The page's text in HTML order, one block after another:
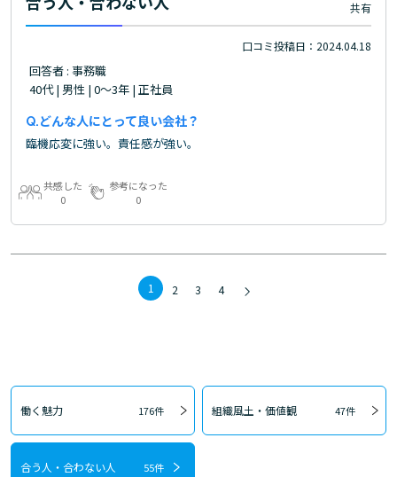
共有
口コミ投稿日：2024.04.18
回答者 : 事務職
40代 | 男性 | 0～3年 | 正社員
どんな人にとって良い会社？
臨機応変に強い。責任感が強い。
共感した
0
参考になった
0
1 2 3 4
働く魅力 176件 組織風土・価値観 47件
合う人・合わない人 55件